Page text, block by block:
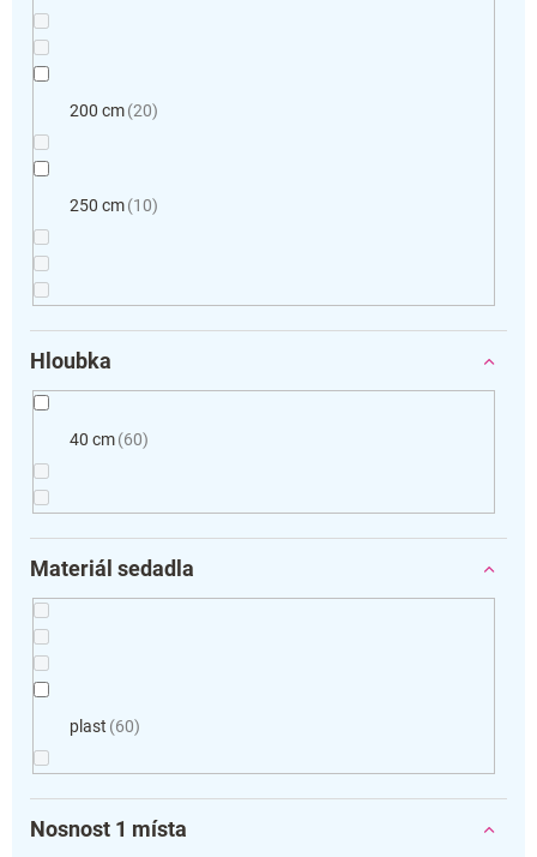
200 cm 20
250 cm 10
Hloubka
40 cm 60
Materiál sedadla
plast 60
Nosnost 1 místa